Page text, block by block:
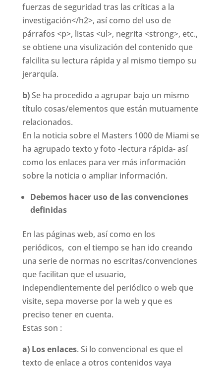
fuerzas de seguridad tras las críticas a la
investigación</h2>, así como del uso de
párrafos <p>, listas <ul>, negrita <strong>, etc.,
se obtiene una visulización del contenido que
falcilita su lectura rápida y al mismo tiempo su
jerarquía.
b)Se ha procedido a agrupar bajo un mismo
título cosas/elementos que están mutuamente
relacionados.
En la noticia sobre el Masters 1000 de Miami se
ha agrupado texto y foto -lectura rápida- así
como los enlaces para ver más información
sobre la noticia o ampliar información.
Debemos hacer uso de las convenciones
definidas
En las páginas web, así como en los
periódicos, con el tiempo se han ido creando
una serie de normas no escritas/convenciones
que facilitan que el usuario,
independientemente del periódico o web que
visite, sepa moverse por la web y que es
preciso tener en cuenta.
Estas son :
a) Los enlaces. Si lo convencional es que el
texto de enlace a otros contenidos vaya